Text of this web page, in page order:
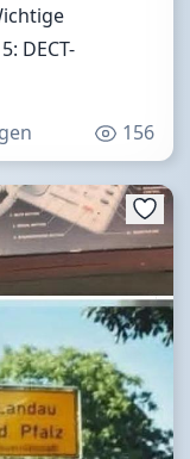
DECT-
156